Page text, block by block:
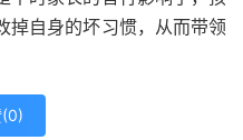
掉自身的坏习惯，从而带领
0)